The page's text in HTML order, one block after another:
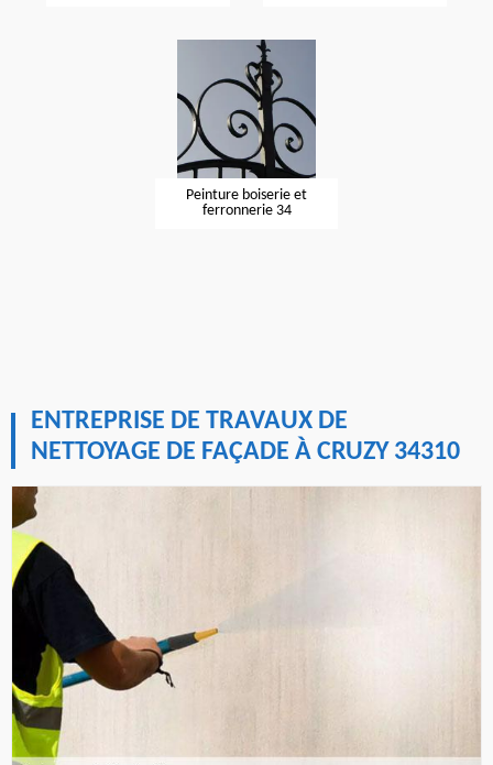
Peinture boiserie et
ferronnerie 34
ENTREPRISE DE TRAVAUX DE
NETTOYAGE DE FAÇADE À CRUZY 34310